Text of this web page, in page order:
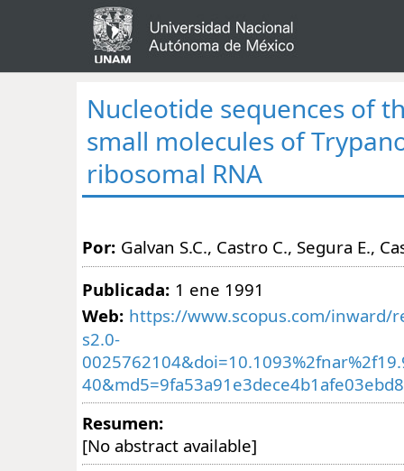
Nucleotide sequences of
small molecules of
ribosomal RNA
Por: Galvan S.C., Castro C., Segura E.,
Publicada: 1 ene 1991
Web: https://www.scopus.com/inward/
s2.0-
Resumen:
[No abstract available]